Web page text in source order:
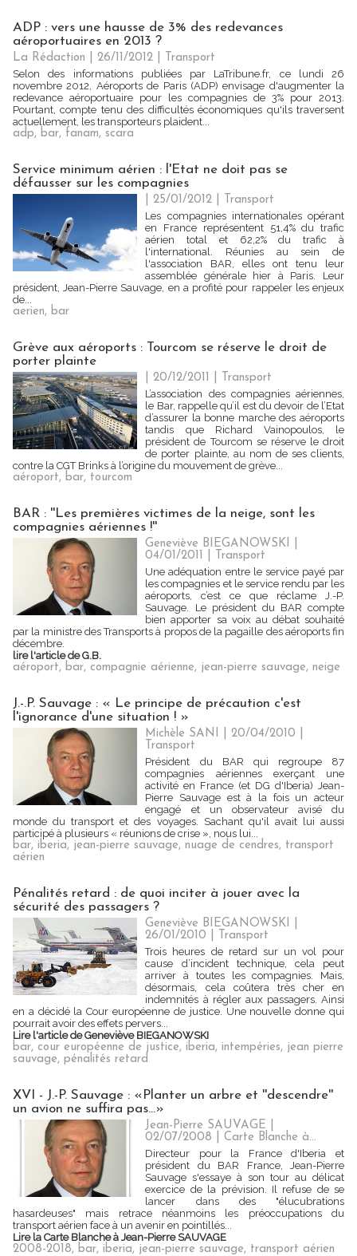
ADP : vers une hausse de 3% des redevances
aéroportuaires en 2013 ?
La Rédaction | 26/11/2012
Transport
Selon des informations publiées par LaTribune.fr, ce lundi 26
novembre 2012, Aéroports de Paris (ADP) envisage d'augmenter la
redevance aéroportuaire pour les compagnies de 3% pour 2013.
Pourtant, compte tenu des difficultés économiques qu'ils traversent
actuellement, les transporteurs plaident...
adp, bar, fanam, scara
Service minimum aérien : l'Etat ne doit pas se
défausser sur les compagnies
| 25/01/2012
Transport
Les compagnies internationales opérant
en France représentent 51,4% du trafic
aérien total et 62,2% du trafic à
l'international. Réunies au sein de
l'association BAR, elles ont tenu leur
assemblée générale hier à Paris. Leur
président, Jean-Pierre Sauvage, en a profité pour rappeler les enjeux
de...
aerien, bar
Grève aux aéroports : Tourcom se réserve le droit de
porter plainte
| 20/12/2011
Transport
L’association des compagnies aériennes,
le Bar, rappelle qu’il est du devoir de l’Etat
d’assurer la bonne marche des aéroports
tandis que Richard Vainopoulos, le
président de Tourcom se réserve le droit
de porter plainte, au nom de ses clients,
contre la CGT Brinks à l’origine du mouvement de grève...
aéroport, bar, tourcom
BAR : ''Les premières victimes de la neige, sont les
compagnies aériennes !''
Geneviève BIEGANOWSKI |
04/01/2011
Transport
Une adéquation entre le service payé par
les compagnies et le service rendu par les
aéroports, c’est ce que réclame J.-P.
Sauvage. Le président du BAR compte
bien apporter sa voix au débat souhaité
par la ministre des Transports à propos de la pagaille des aéroports fin
décembre.
lire l'article de G.B.
aéroport, bar, compagnie aérienne, jean-pierre sauvage, neige
J.-.P. Sauvage : « Le principe de précaution c'est
l'ignorance d'une situation ! »
Michèle SANI | 20/04/2010
Transport
Président du BAR qui regroupe 87
compagnies aériennes exerçant une
activité en France (et DG d'Iberia) Jean-
Pierre Sauvage est à la fois un acteur
engagé et un observateur avisé du
monde du transport et des voyages. Sachant qu'il avait lui aussi
participé à plusieurs « réunions de crise », nous lui...
bar, iberia, jean-pierre sauvage, nuage de cendres, transport
aérien
Pénalités retard : de quoi inciter à jouer avec la
sécurité des passagers ?
Geneviève BIEGANOWSKI |
26/01/2010
Transport
Trois heures de retard sur un vol pour
cause d’incident technique, cela peut
arriver à toutes les compagnies. Mais,
désormais, cela coûtera très cher en
indemnités à régler aux passagers. Ainsi
en a décidé la Cour européenne de justice. Une nouvelle donne qui
pourrait avoir des effets pervers...
Lire l'article de Geneviève BIEGANOWSKI
bar, cour européenne de justice, iberia, intempéries, jean pierre
sauvage, pénalités retard
XVI - J.-P. Sauvage : «Planter un arbre et ''descendre''
un avion ne suffira pas...»
Jean-Pierre SAUVAGE |
02/07/2008 |Carte Blanche à...
Directeur pour la France d'Iberia et
président du BAR France, Jean-Pierre
Sauvage s'essaye à son tour au délicat
exercice de la prévision. Il refuse de se
lancer dans des "élucubrations
hasardeuses" mais retrace néanmoins les préoccupations du
transport aérien face à un avenir en pointillés...
Lire la Carte Blanche à Jean-Pierre SAUVAGE
2008-2018, bar, iberia, jean-pierre sauvage, transport aérien